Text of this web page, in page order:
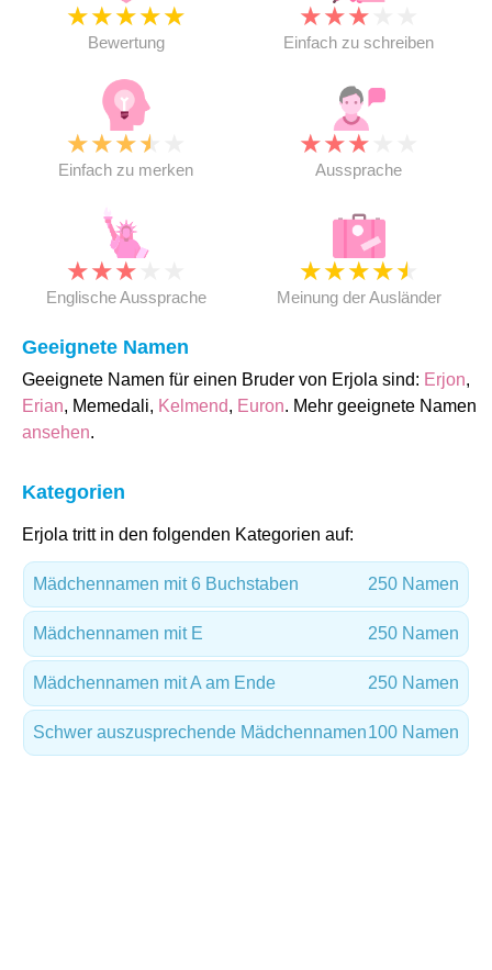
★★★★★
Bewertung
★★★
Einfach zu schreiben
★★★★
Einfach zu merken
★★★
Aussprache
★★★
Englische Aussprache
★★★★★
Meinung der Ausländer
Geeignete Namen
Geeignete Namen für einen Bruder von Erjola sind: Erjon,
Erian, Memedali, Kelmend, Euron. Mehr geeignete Namen
ansehen.
Kategorien
Erjola tritt in den folgenden Kategorien auf:
Mädchennamen mit 6 Buchstaben 250 Namen
Mädchennamen mit E 250 Namen
Mädchennamen mit A am Ende 250 Namen
Schwer auszusprechende Mädchennamen100 Namen